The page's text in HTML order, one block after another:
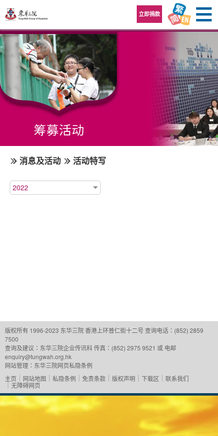
立即捐款
消息及活动 活动特写
2022
版权所有 1996-2023 东华三院香港上环普仁街十二号 查询电话：(852) 2859
7500
查询及建议： 东华三院企业传讯科传真：(852) 2975 9521 或 电邮
enquiry@tungwah.org.hk
网站管理： 东华三院网页私隐条例
主页
网站地图 私隐条例 免责条款 版权声明 下载区
联系我们
无障碍网页